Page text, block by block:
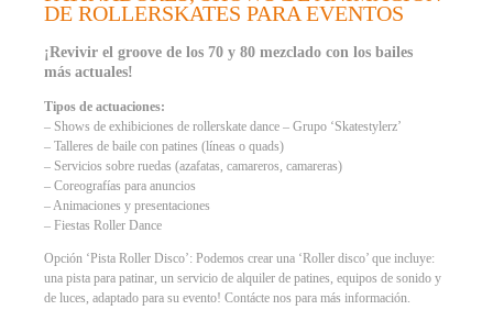
DE ROLLERSKATES PARA EVENTOS
¡Revivir el groove de los 70 y 80 mezclado con los bailes
más actuales!
Tipos de actuaciones:
– Shows de exhibiciones de rollerskate dance – Grupo ‘Skatestylerz’
– Talleres de baile con patines (líneas o quads)
– Servicios sobre ruedas (azafatas, camareros, camareras)
– Coreografías para anuncios
– Animaciones y presentaciones
– Fiestas Roller Dance
Opción ‘Pista Roller Disco’: Podemos crear una ‘Roller disco’ que incluye:
una pista para patinar, un servicio de alquiler de patines, equipos de sonido y
de luces, adaptado para su evento! Contácte nos para más información.